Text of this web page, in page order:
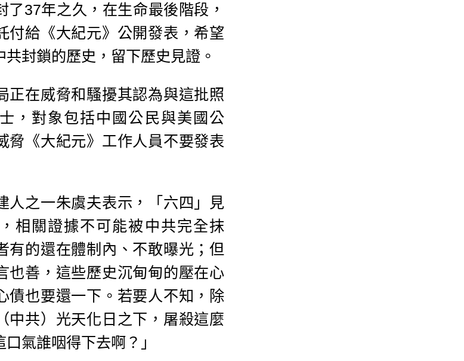
了37年之久，在生命最後階段，
付給《大紀元》公開發表，希望
共封鎖的歷史，留下歷史見證。
正在威脅和騷擾其認為與這批照
，對象包括中國公民與美國公
脅《大紀元》工作人員不要發表
人之一朱虞夫表示，「六四」見
相關證據不可能被中共完全抹
有的還在體制內、不敢曝光；但
也善，這些歷史沉甸甸的壓在心
債也要還一下。若要人不知，除
中共）光天化日之下，屠殺這麼
氣誰咽得下去啊？」